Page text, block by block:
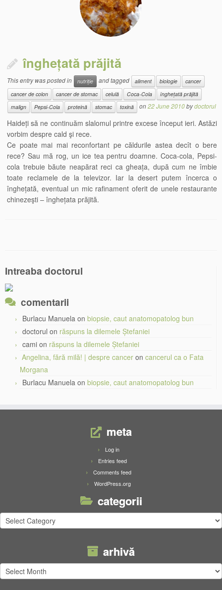
înghețată prăjită
This entry was posted in nutriție and tagged aliment biologie
cancer
cancer de colon
cancer de stomac celulă Coca-Cola
înghețată prăjită
malign
Pepsi-Cola proteină stomac toxină on22 June 2010bydoctorul
Haideți să ne continuăm slalomul printre excese început ieri. Astăzi
vorbim despre cald şi rece.
Ce poate mai mai reconfortant pe căldurile astea decît o bere
rece? Sau mă rog, un ice tea pentru doamne. Coca-cola, Pepsi-
cola trebuie băute neapărat reci ca gheața, după cum ne îmbie
toate reclamele de la televizor. Iar la desert putem încerca o
înghețată, eventual un mic rafinament oferit de unele restaurante
chinezeşti – înghețata prăjită.
Intreaba doctorul
comentarii
Burlacu Manuela on biopsie, caut anatomopatolog bun
doctorul on răspuns la dilemele Ștefaniei
cami on răspuns la dilemele Ștefaniei
Angelina, fără milă! | despre cancer on cancerul ca o Fata
Morgana
Burlacu Manuela on biopsie, caut anatomopatolog bun
meta
Log in
Entries feed
Comments feed
WordPress.org
categorii
categorii
arhivă
arhivă